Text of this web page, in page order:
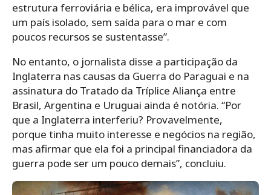
estrutura ferroviária e bélica, era improvável que
um país isolado, sem saída para o mar e com
poucos recursos se sustentasse”.
No entanto, o jornalista disse a participação da
Inglaterra nas causas da Guerra do Paraguai e na
assinatura do Tratado da Tríplice Aliança entre
Brasil, Argentina e Uruguai ainda é notória. “Por
que a Inglaterra interferiu? Provavelmente,
porque tinha muito interesse e negócios na região,
mas afirmar que ela foi a principal financiadora da
guerra pode ser um pouco demais”, concluiu.